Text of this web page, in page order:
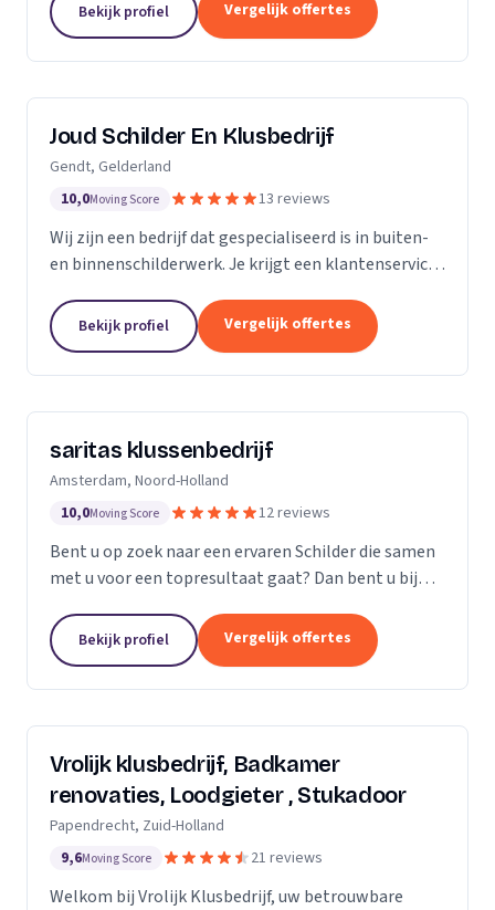
Bekijk profiel Vergelijk offertes
Joud Schilder En Klusbedrijf
Gendt, Gelderland
10,0Moving Score 13 reviews
Wij zijn een bedrijf dat gespecialiseerd is in buiten-
en binnenschilderwerk. Je krijgt een klantenservice
zijn van topmerken om de hoogst...
Bekijk profiel Vergelijk offertes
saritas klussenbedrijf
Amsterdam, Noord-Holland
10,0Moving Score 12 reviews
Bent u op zoek naar een ervaren Schilder die samen
met u voor een topresultaat gaat? Dan bent u bij
Persoonlijk contact en communicatie staat bij ons...
Bekijk profiel Vergelijk offertes
Vrolijk klusbedrijf, Badkamer
renovaties, Loodgieter , Stukadoor
Papendrecht, Zuid-Holland
9,6Moving Score 21 reviews
Welkom bij Vrolijk Klusbedrijf, uw betrouwbare